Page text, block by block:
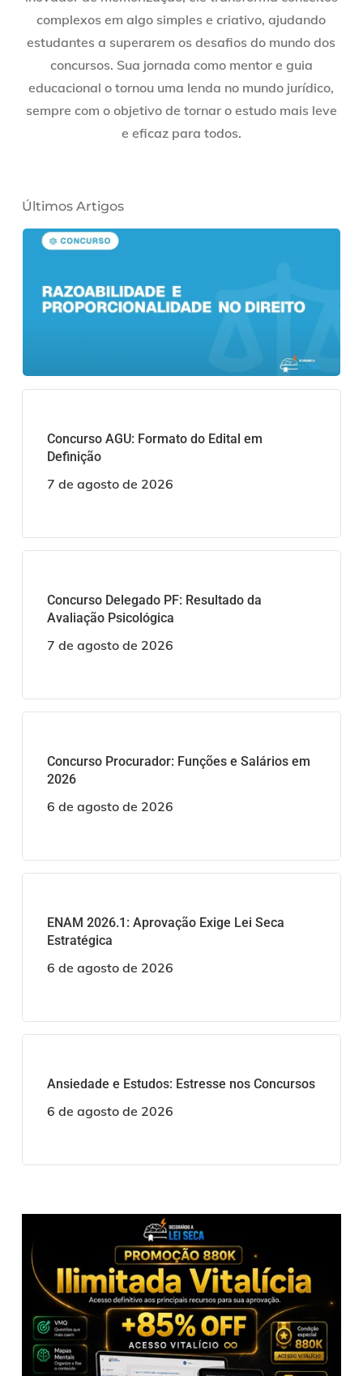
complexos em algo simples e criativo, ajudando
estudantes a superarem os desafios do mundo dos
concursos. Sua jornada como mentor e guia
educacional o tornou uma lenda no mundo jurídico,
sempre com o objetivo de tornar o estudo mais leve
e eficaz para todos.
Últimos Artigos
Concurso AGU: Formato do Edital em
Definição
7 de agosto de 2026
Concurso Delegado PF: Resultado da
Avaliação Psicológica
7 de agosto de 2026
Concurso Procurador: Funções e Salários em
2026
6 de agosto de 2026
ENAM 2026.1: Aprovação Exige Lei Seca
Estratégica
6 de agosto de 2026
Ansiedade e Estudos: Estresse nos Concursos
6 de agosto de 2026